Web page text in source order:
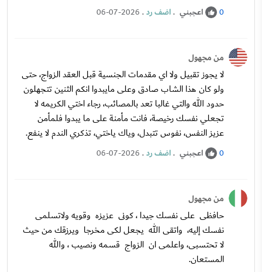
0 اعجبني .اضف رد.
06-07-2026
من مجهول
لا يجوز تقبيل ولا اي مقدمات الجنسية قبل العقد الزواج، حتى
ولو كان هذا الشاب صادق وعلى مايبدوا انكم الثنين تتجهلون
حدود الله والتي غالبا تعد بالمصائب، رجاء اختي الكريمه لا
تجعلي نفسك رخيصة، فانت مأمنة على ما يبدوا فلمأمن
عزيز النفس، نفوس تتبدل، وياك ياختي، تذكري الندم لا ينفع.
0 اعجبني .اضف رد.
06-07-2026
من مجهول
حافظى على نفسك جيدا ، كونى عزيزه وقويه ولاتسلمى
نفسك إليه، واتقى الله يجعل لكى مخرجا ويرزقك من حيث
لا تحتسبى، واعلمى ان الزواج قسمه ونصيب ، والله
المستعان.